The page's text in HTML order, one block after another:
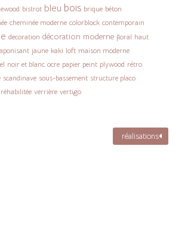
bistrot bleu bois brique béton
cheminée moderne colorblock contemporain
decoration décoration moderne floral haut
jaune kaki loft maison moderne
noir et blanc ocre papier peint plywood rétro
scandinave sous-bassement structure placo
verrière vertigo
réalisations